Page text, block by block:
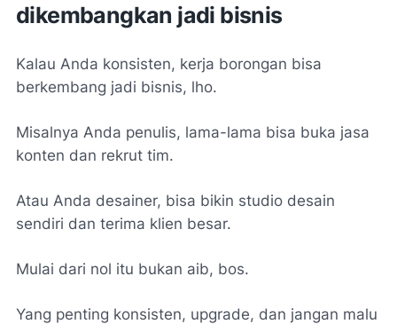
dikembangkan jadi bisnis
Kalau Anda konsisten, kerja borongan bisa
berkembang jadi bisnis, lho.
Misalnya Anda penulis, lama-lama bisa buka jasa
konten dan rekrut tim.
Atau Anda desainer, bisa bikin studio desain
sendiri dan terima klien besar.
Mulai dari nol itu bukan aib, bos.
Yang penting konsisten, upgrade, dan jangan malu